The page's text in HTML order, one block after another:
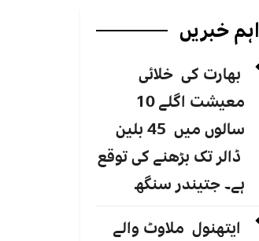
اہم خبریں
بھارت کی خلائی
معیشت اگلے 10
سالوں میں 45 بلین
ڈالر تک بڑھنے کی توقع
ہے۔ جتیندر سنگھ
ایتھنول ملاوٹ والے